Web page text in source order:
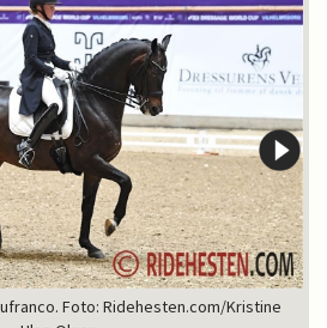
Foto: Ridehesten.com/Kristine